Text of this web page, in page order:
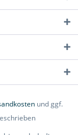
und ggf.